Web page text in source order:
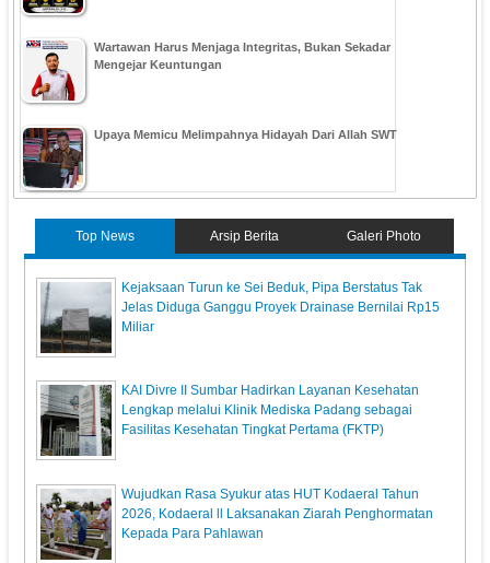
Wartawan Harus Menjaga Integritas, Bukan Sekadar
Mengejar Keuntungan
Upaya Memicu Melimpahnya Hidayah Dari Allah SWT
Top News Arsip Berita Galeri Photo
Kejaksaan Turun ke Sei Beduk, Pipa Berstatus Tak
Jelas Diduga Ganggu Proyek Drainase Bernilai Rp15
Miliar
KAI Divre II Sumbar Hadirkan Layanan Kesehatan
Lengkap melalui Klinik Mediska Padang sebagai
Fasilitas Kesehatan Tingkat Pertama (FKTP)
Wujudkan Rasa Syukur atas HUT Kodaeral Tahun
2026, Kodaeral ll Laksanakan Ziarah Penghormatan
Kepada Para Pahlawan